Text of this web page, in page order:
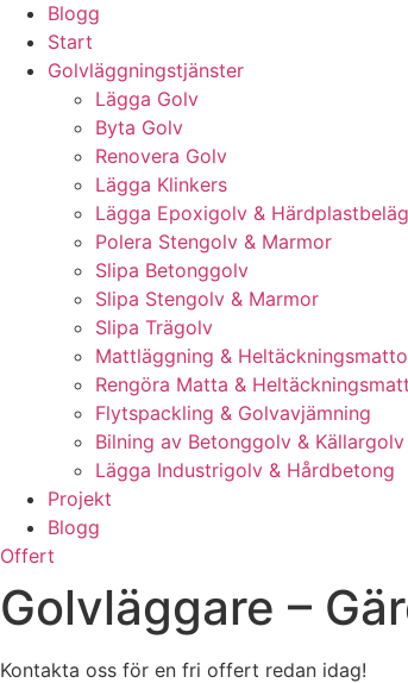
Blogg
Start
Golvläggningstjänster
Lägga Golv
Byta Golv
Renovera Golv
Lägga Klinkers
Lägga Epoxigolv &
Polera Stengolv & Marmor
Slipa Betonggolv
Slipa Stengolv & Marmor
Slipa Trägolv
Mattläggning &
Rengöra Matta &
Flytspackling & Golvavjämning
Bilning av Betonggolv & Källargolv
Lägga Industrigolv & Hårdbetong
Projekt
Blogg
Offert
Golvläggare –
Kontakta oss för en fri offert redan idag!